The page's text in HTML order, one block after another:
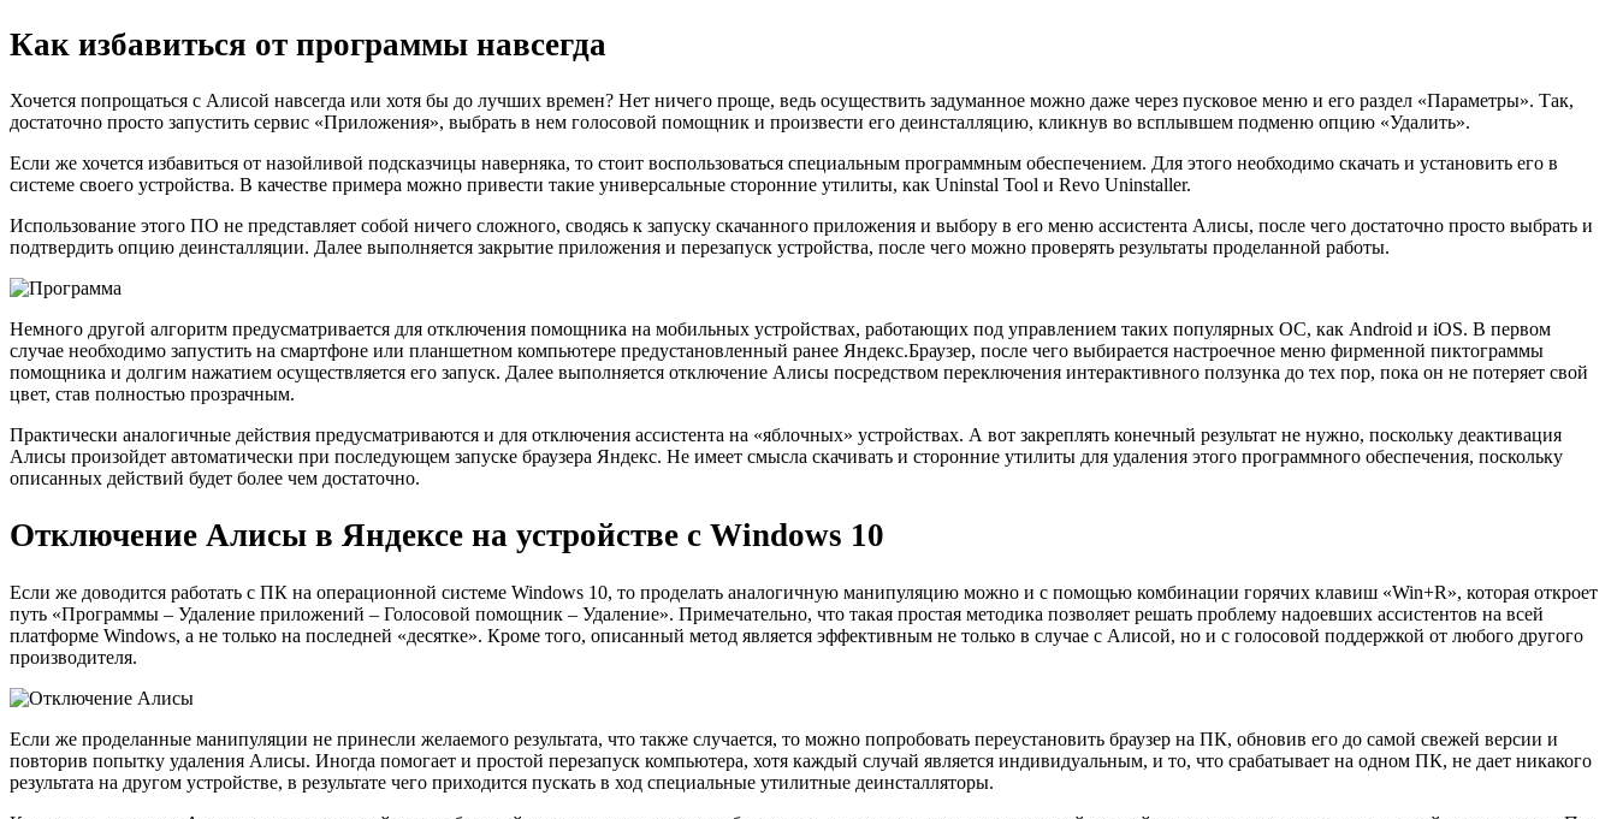
Как избавиться от программы навсегда
Хочется попрощаться с Алисой навсегда или хотя бы до лучших времен? Нет ничего проще, ведь осуществить задуманное можно даже через пусковое меню и его раздел «Параметры». Так,
достаточно просто запустить сервис «Приложения», выбрать в нем голосовой помощник и произвести его деинсталляцию, кликнув во всплывшем подменю опцию «Удалить».
Если же хочется избавиться от назойливой подсказчицы наверняка, то стоит воспользоваться специальным программным обеспечением. Для этого необходимо скачать и установить его в
системе своего устройства. В качестве примера можно привести такие универсальные сторонние утилиты, как Uninstal Tool и Revo Uninstaller.
Использование этого ПО не представляет собой ничего сложного, сводясь к запуску скачанного приложения и выбору в его меню ассистента Алисы, после чего достаточно просто выбрать и
подтвердить опцию деинсталляции. Далее выполняется закрытие приложения и перезапуск устройства, после чего можно проверять результаты проделанной работы.
Немного другой алгоритм предусматривается для отключения помощника на мобильных устройствах, работающих под управлением таких популярных ОС, как Android и iOS. В первом
случае необходимо запустить на смартфоне или планшетном компьютере предустановленный ранее Яндекс.Браузер, после чего выбирается настроечное меню фирменной пиктограммы
помощника и долгим нажатием осуществляется его запуск. Далее выполняется отключение Алисы посредством переключения интерактивного ползунка до тех пор, пока он не потеряет свой
цвет, став полностью прозрачным.
Практически аналогичные действия предусматриваются и для отключения ассистента на «яблочных» устройствах. А вот закреплять конечный результат не нужно, поскольку деактивация
Алисы произойдет автоматически при последующем запуске браузера Яндекс. Не имеет смысла скачивать и сторонние утилиты для удаления этого программного обеспечения, поскольку
описанных действий будет более чем достаточно.
Отключение Алисы в Яндексе на устройстве с Windows 10
Если же доводится работать с ПК на операционной системе Windows 10, то проделать аналогичную манипуляцию можно и с помощью комбинации горячих клавиш «Win+R», которая откроет
путь «Программы – Удаление приложений – Голосовой помощник – Удаление». Примечательно, что такая простая методика позволяет решать проблему надоевших ассистентов на всей
платформе Windows, а не только на последней «десятке». Кроме того, описанный метод является эффективным не только в случае с Алисой, но и с голосовой поддержкой от любого другого
производителя.
Если же проделанные манипуляции не принесли желаемого результата, что также случается, то можно попробовать переустановить браузер на ПК, обновив его до самой свежей версии и
повторив попытку удаления Алисы. Иногда помогает и простой перезапуск компьютера, хотя каждый случай является индивидуальным, и то, что срабатывает на одном ПК, не дает никакого
результата на другом устройстве, в результате чего приходится пускать в ход специальные утилитные деинсталляторы.